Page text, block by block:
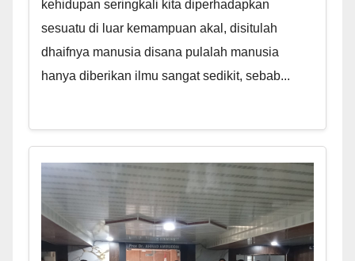
kehidupan seringkali kita diperhadapkan
sesuatu di luar kemampuan akal, disitulah
dhaifnya manusia disana pulalah manusia
hanya diberikan ilmu sangat sedikit, sebab...